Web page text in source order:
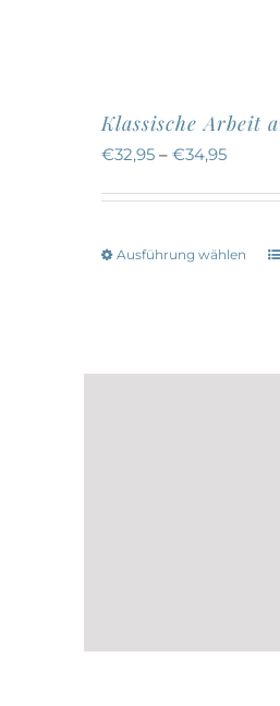
Klassische Arbeit
€32,95– €34,95
Ausführung wählen